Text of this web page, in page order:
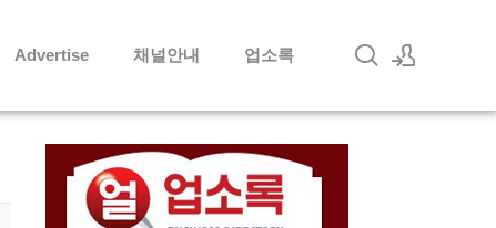
로그인
회원가입
Advertise 채널안내 업소록